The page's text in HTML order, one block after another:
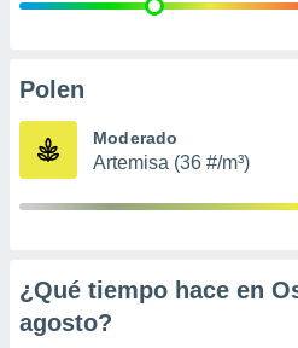
e
publicidad
Polen
Moderado
Artemisa (36 #/m³)
¿Qué tiempo hace en
agosto?